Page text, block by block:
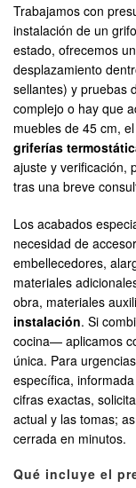
Trabajamos con
instalación de un
estado, ofrecemos
desplazamiento
sellantes) y pruebas
complejo o hay que
muebles de 45 cm,
griferías
ajuste y verificación,
tras una breve
Los acabados
necesidad de
embellecedores,
materiales
obra, materiales
instalación. Si
cocina— aplicamos
única. Para
específica,
cifras exactas,
actual y las tomas;
cerrada en minutos.
Qué incluye el